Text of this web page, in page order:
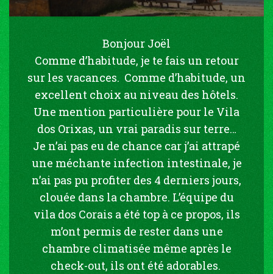
Bonjour Joël
Comme d’habitude, je te fais un retour
sur les vacances. Comme d’habitude, un
excellent choix au niveau des hôtels.
Une mention particulière pour le Vila
dos Orixas, un vrai paradis sur terre…
Je n’ai pas eu de chance car j’ai attrapé
une méchante infection intestinale, je
n’ai pas pu profiter des 4 derniers jours,
clouée dans la chambre. L’équipe du
vila dos Corais a été top à ce propos, ils
m’ont permis de rester dans une
chambre climatisée même après le
check-out, ils ont été adorables.